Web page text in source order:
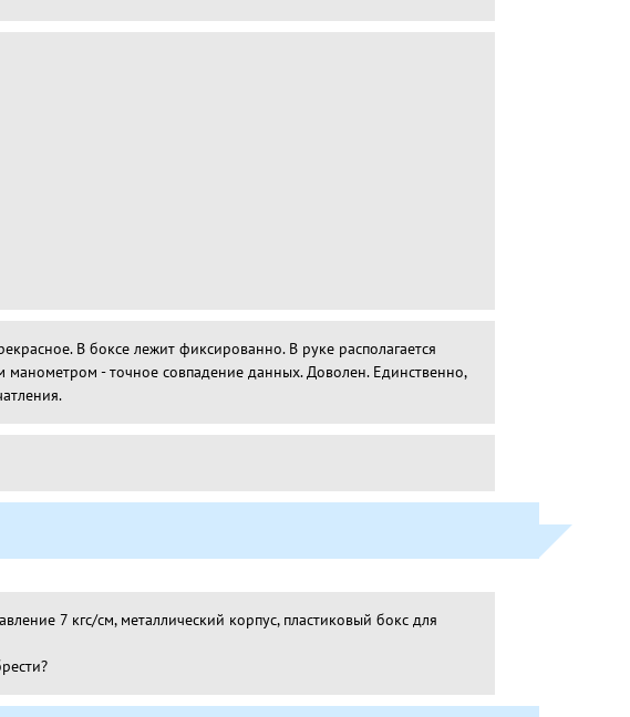
В боксе лежит фиксированно. В руке располагается
- точное совпадение данных. Доволен. Единственно,
7 кгс/см, металлический корпус, пластиковый бокс для